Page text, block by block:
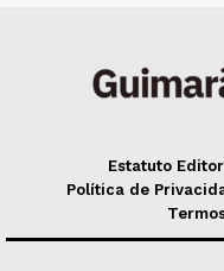
Estatuto
Política de